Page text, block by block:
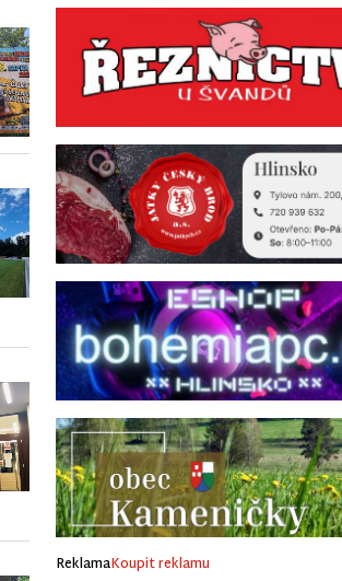
ReklamaKoupit reklamu